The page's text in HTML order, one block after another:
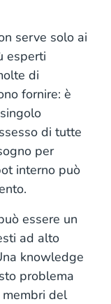
serve solo ai
esperti
di
fornire: è
di tutte
per
interno può
essere un
ad alto
knowledge
problema
del